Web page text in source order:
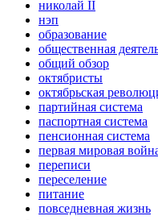
николай II
нэп
образование
общественная
общий обзор
октябристы
октябрьская
партийная система
паспортная система
пенсионная система
первая мировая
переписи
переселение
питание
повседневная жизнь